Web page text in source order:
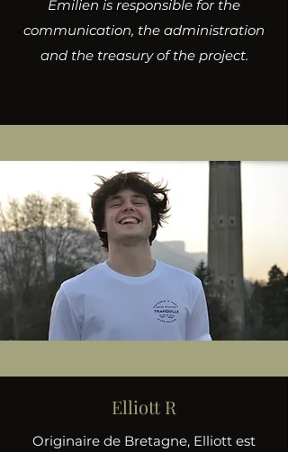
Emilien is responsible for the
communication, the administration
and the treasury of the project.
Elliott R
Originaire de Bretagne, Elliott est